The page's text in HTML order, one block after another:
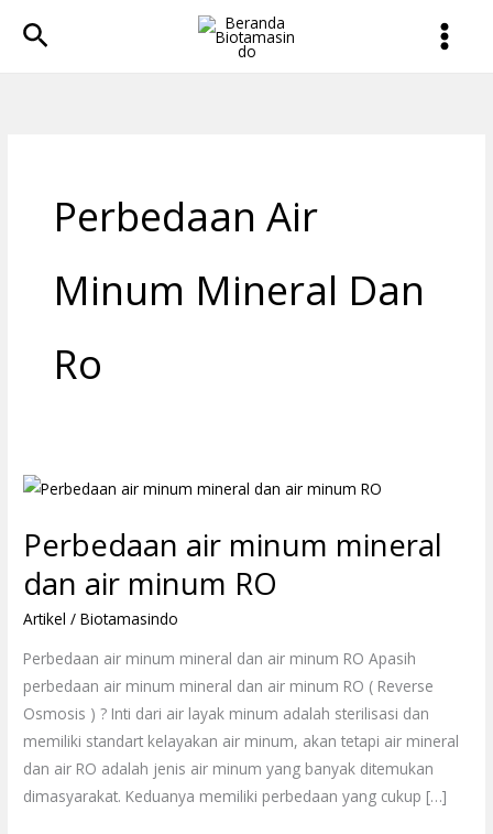
Cari
Perbedaan Air
Minum Mineral Dan
Ro
Perbedaan air minum mineral
dan air minum RO
Artikel /Biotamasindo
Perbedaan air minum mineral dan air minum RO Apasih
perbedaan air minum mineral dan air minum RO ( Reverse
Osmosis ) ? Inti dari air layak minum adalah sterilisasi dan
memiliki standart kelayakan air minum, akan tetapi air mineral
dan air RO adalah jenis air minum yang banyak ditemukan
dimasyarakat. Keduanya memiliki perbedaan yang cukup […]
Perbedaan
minum
mineral
dan
air
minum
RO